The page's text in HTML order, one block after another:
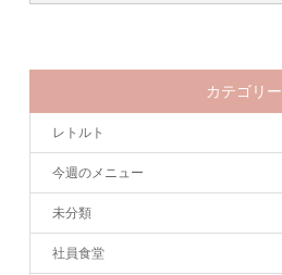
カテゴリー
レトルト
今週のメニュー
未分類
社員食堂